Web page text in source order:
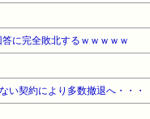
に完全敗北するｗｗｗｗｗ
い契約により多数撤退へ・・・